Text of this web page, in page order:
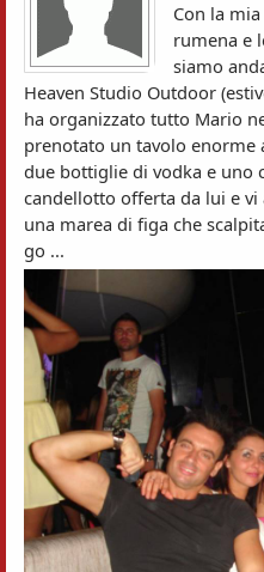
Con la
rumena e
siamo
Heaven Studio Outdoor
ha organizzato tutto Mario
prenotato un tavolo enorme
due bottiglie di vodka e uno
candellotto offerta da lui e
una marea di figa che
go ...